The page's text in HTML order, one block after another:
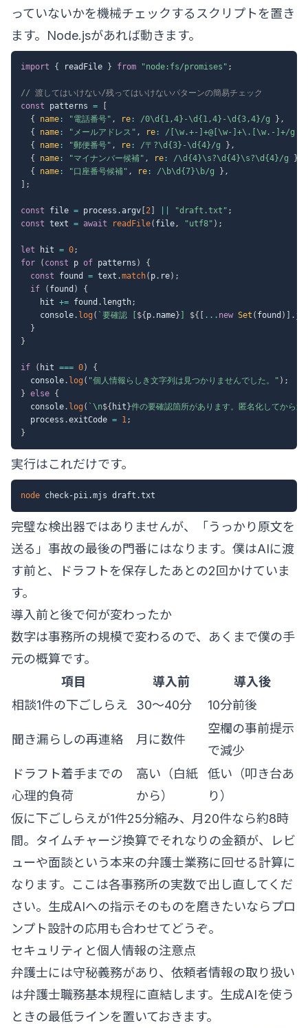
っていないかを機械チェックするスクリプトを置き
ます。Node.jsがあれば動きます。
import { readFile } from "node:fs/promises" ;
// 渡してはいけない/残ってはいけないパターンの簡易チェック
const patterns =
{
name : "電話番号" , re : /0\d{1,4}-\d{1,4}-\d{3,4}/g } ,
{
name : "メールアドレス" , re : / [\w.+-]+@[\w-]+\.[\w.-]+/g
{
name : "郵便番号" , re : /〒?\d{3}-\d{4}/g } ,
{
name : "マイナンバー候補" , re : /\d{4}\s?\d{4}\s?\d{4}/g }
{
name : "口座番号候補" , re : /\b\d{7}\b/g } ,
;
const file = process .argv 2 "draft.txt" ;
const text = await readFile( file, "utf8" ) ;
let hit = 0;
for
( const p of patterns )
{
const found = text .match( p. re) ;
if
( found )
{
    hit
+= found . length;
    console
. log ( ` 要確認 [ ${ p. name} ${ ... new Set ( found ) .
}
}
if ( hit === 0)
{
  console
. log ( "個人情報らしき文字列は見つかりませんでした。" ) ;
} else {
  console
. log ( ` \n${ hit }件の要確認箇所があります。匿名化してから送
  process
.exitCode = 1;
}
実行はこれだけです。
node
完璧な検出器ではありませんが、「うっかり原文を
送る」事故の最後の門番にはなります。僕はAIに渡
す前と、ドラフトを保存したあとの2回かけていま
す。
導入前と後で何が変わったか
数字は事務所の規模で変わるので、あくまで僕の手
元の概算です。
項目
導入前
導入後
相談1件の下ごしらえ
30〜40分 10分前後
聞き漏らしの再連絡 月に数件
空欄の事前提示
で減少
ドラフト着手までの
心理的負荷
高い（白紙
から）
低い（叩き台あ
り）
仮に下ごしらえが1件25分縮み、月20件なら約8時
間。タイムチャージ換算でそれなりの金額が、レビ
ューや面談という本来の弁護士業務に回せる計算に
なります。ここは各事務所の実数で出し直してくだ
さい。生成AIへの指示そのものを磨きたいならプロ
ンプト設計の応用も合わせてどうぞ。
セキュリティと個人情報の注意点
弁護士には守秘義務があり、依頼者情報の取り扱い
は弁護士職務基本規程に直結します。生成AIを使う
ときの最低ラインを置いておきます。